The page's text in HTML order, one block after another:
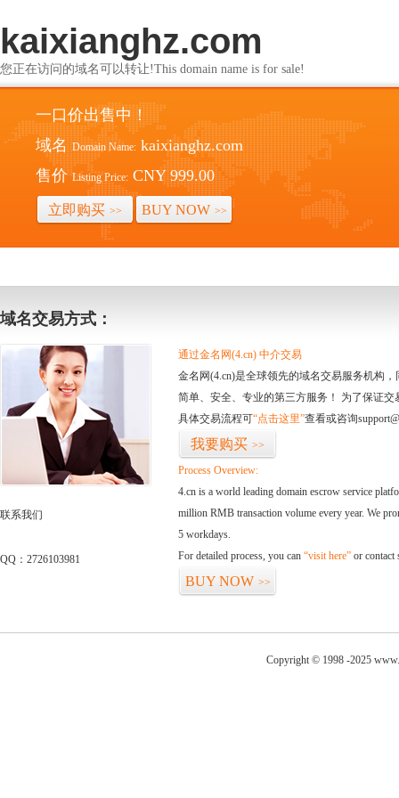
kaixianghz.com
您正在访问的域名可以转让!This domain name is for sale!
一口价出售中！
域名 Domain Name: kaixianghz.com
售价 Listing Price: CNY 999.00
立即购买 >> BUY NOW >>
域名交易方式：
联系我们
QQ：2726103981
通过金名网(4.cn) 中介交易
金名网(4.cn)是全球领先的域名交易服务机构
简单、安全、专业的第三方服务！ 为了保证
具体交易流程可“点击这里”查看或咨询
我要购买 >>
Process Overview:
4.cn is a world leading domain escrow service
million RMB transaction volume every year. We
5 workdays.
For detailed process, you can “visit here” or contact
BUY NOW >>
Copyright © 1998 -2025